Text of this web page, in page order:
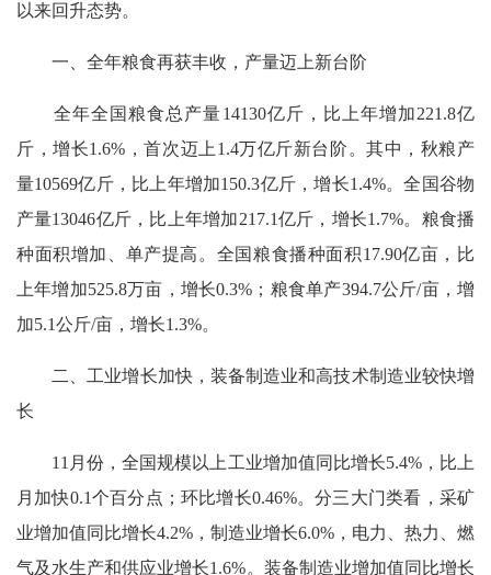
以来回升态势。
一、全年粮食再获丰收，产量迈上新台阶
全年全国粮食总产量14130亿斤，比上年增加221.8亿
斤，增长1.6%，首次迈上1.4万亿斤新台阶。其中，秋粮产
量10569亿斤，比上年增加150.3亿斤，增长1.4%。全国谷物
产量13046亿斤，比上年增加217.1亿斤，增长1.7%。粮食播
种面积增加、单产提高。全国粮食播种面积17.90亿亩，比
上年增加525.8万亩，增长0.3%；粮食单产394.7公斤/亩，增
加5.1公斤/亩，增长1.3%。
二、工业增长加快，装备制造业和高技术制造业较快增
长
11月份，全国规模以上工业增加值同比增长5.4%，比上
月加快0.1个百分点；环比增长0.46%。分三大门类看，采矿
业增加值同比增长4.2%，制造业增长6.0%，电力、热力、燃
气及水生产和供应业增长1.6%。装备制造业增加值同比增长